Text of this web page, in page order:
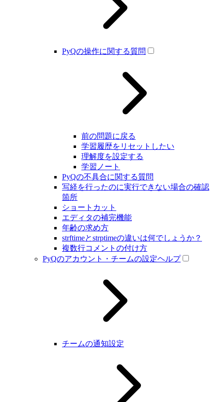
PyQの操作に関する質問
前の問題に戻る
学習履歴をリセットしたい
理解度を設定する
学習ノート
PyQの不具合に関する質問
写経を行ったのに実行できない場合の確認
箇所
ショートカット
エディタの補完機能
年齢の求め方
strftimeとstrptimeの違いは何でしょうか？
複数行コメントの付け方
PyQのアカウント・チームの設定ヘルプ
チームの通知設定